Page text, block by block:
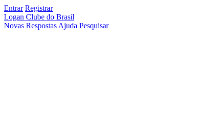
Entrar Registrar
Logan Clube do Brasil
Novas Respostas Ajuda Pesquisar